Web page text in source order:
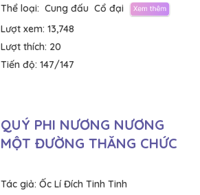
Thể loại: Cung đấu Cổ đại
Lượt xem: 13,748
Lượt thích: 20
Tiến độ: 147/147
QUÝ PHI NƯƠNG NƯƠNG
MỘT ĐƯỜNG THĂNG CHỨC
Tác giả: Ốc Lí Đích Tinh Tinh